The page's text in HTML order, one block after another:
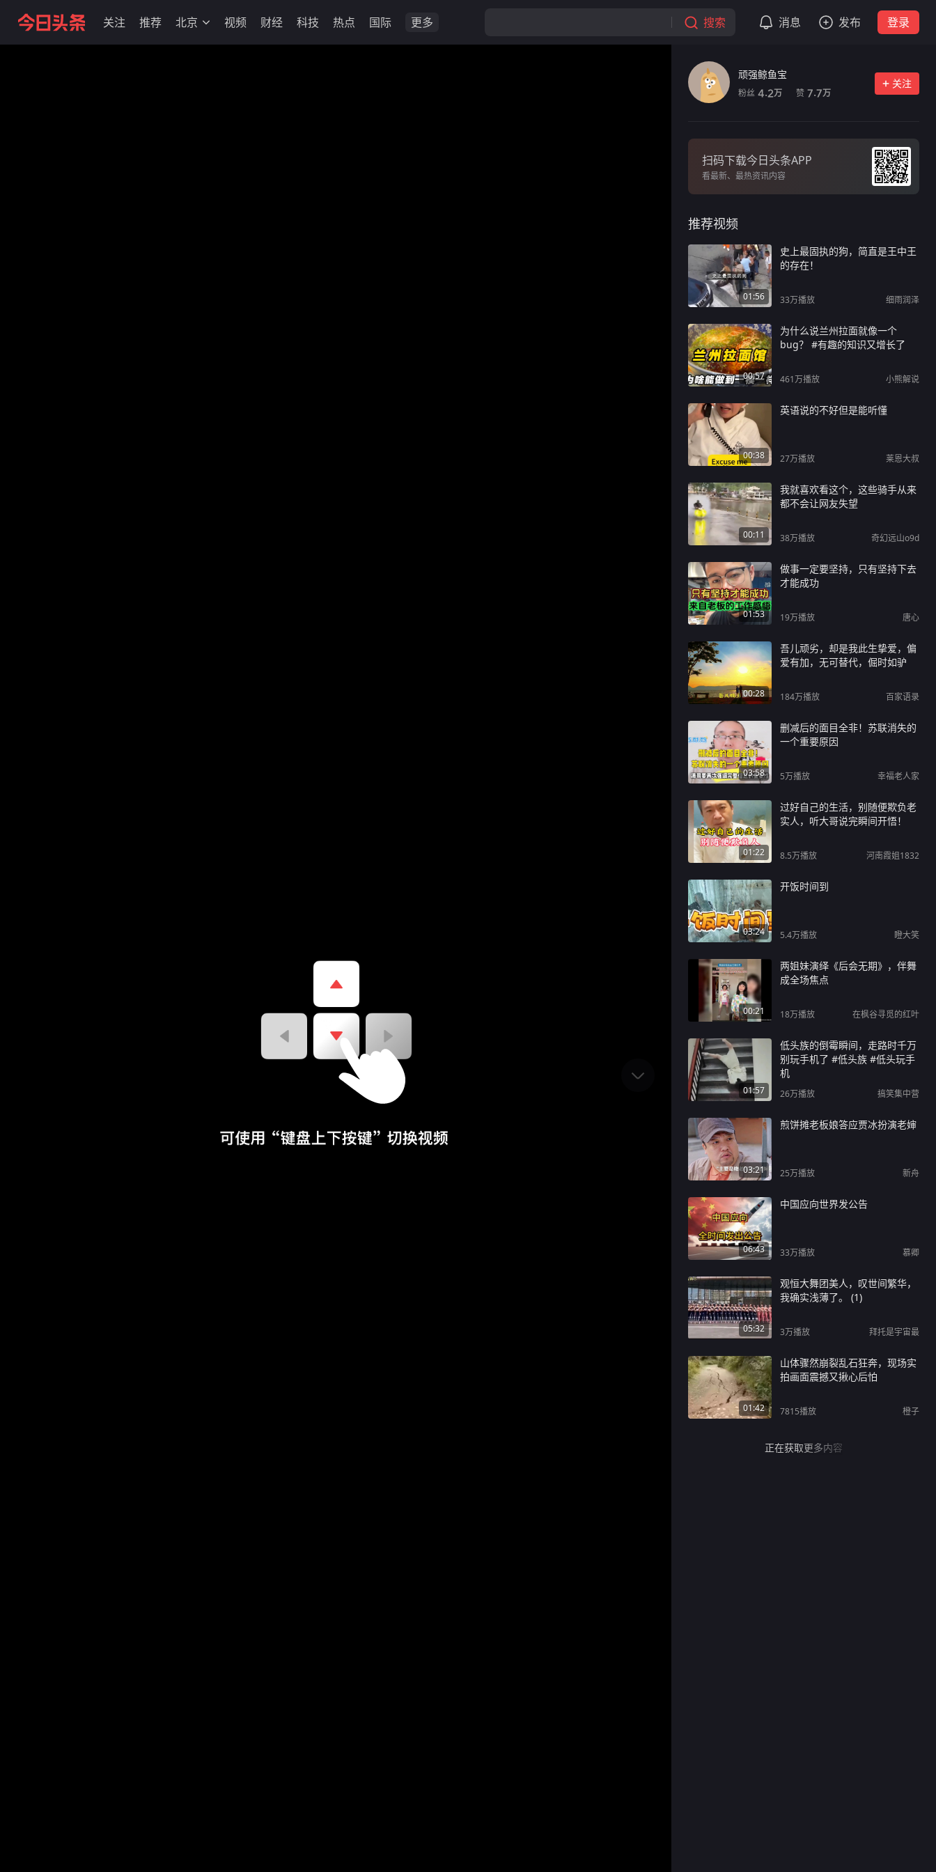
关注 推荐 北京 视频 财经 科技 热点 国际 更多 搜索 消息 发布 登录
顽强鲸鱼宝
粉丝 4.2万 赞 7.7万
关注
扫码下载今日头条APP
看最新、最热资讯内容
推荐视频
01:56
史上最固执的狗，简直是王中王
的存在！
33万播放 细雨润泽
00:57
为什么说兰州拉面就像一个
bug？ #有趣的知识又增长了
461万播放 小熊解说
00:38
英语说的不好但是能听懂
27万播放 莱恩大叔
00:11
我就喜欢看这个，这些骑手从来
都不会让网友失望
38万播放 奇幻远山o9d
01:53
做事一定要坚持，只有坚持下去
才能成功
19万播放 唐心
00:28
吾儿顽劣，却是我此生挚爱，偏
爱有加，无可替代，倔时如驴
184万播放 百家语录
03:58
删减后的面目全非！苏联消失的
一个重要原因
5万播放 幸福老人家
01:22
过好自己的生活，别随便欺负老
实人，听大哥说完瞬间开悟！
8.5万播放 河南霞姐1832
03:24
开饭时间到
5.4万播放 瞪大笑
00:21
两姐妹演绎《后会无期》，伴舞
成全场焦点
18万播放 在枫谷寻觅的红叶
01:57
低头族的倒霉瞬间，走路时千万
别玩手机了 #低头族 #低头玩手
机
26万播放 搞笑集中营
03:21
煎饼摊老板娘答应贾冰扮演老婶
25万播放 新舟
06:43
中国应向世界发公告
33万播放 慕卿
05:32
观恒大舞团美人，叹世间繁华，
我确实浅薄了。 (1)
3万播放 拜托是宇宙最
01:42
山体骤然崩裂乱石狂奔，现场实
拍画面震撼又揪心后怕
7815播放 橙子
正在获取更多内容